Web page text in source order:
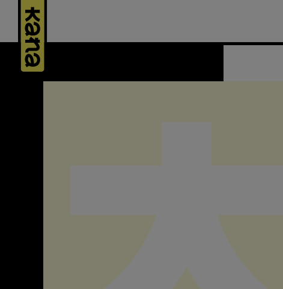
Panneau de gestion des cookies